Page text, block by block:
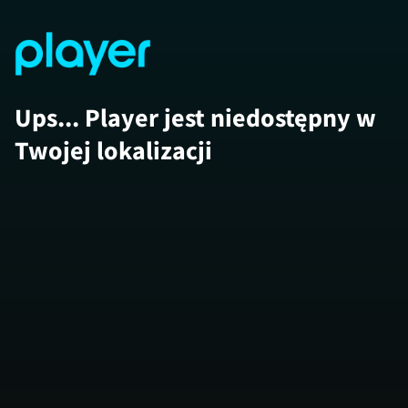
Ups... Player jest niedostępny w
Twojej lokalizacji